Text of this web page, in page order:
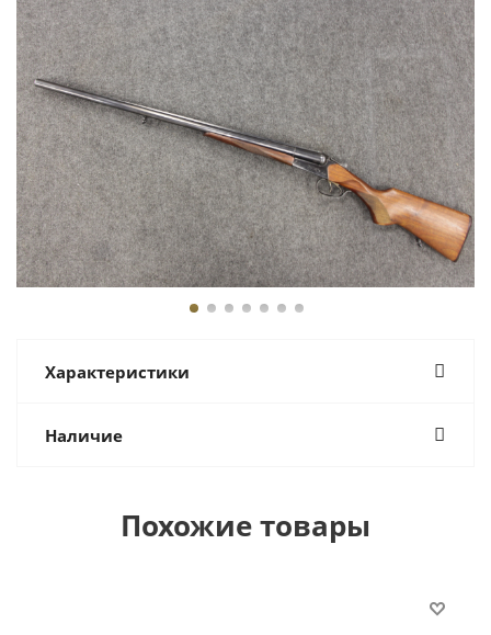
Характеристики
Наличие
Похожие товары